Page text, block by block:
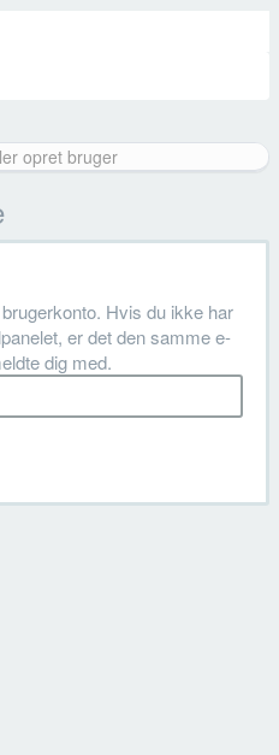
opret bruger
Hvis du ikke har
er det den samme e-
dig med.